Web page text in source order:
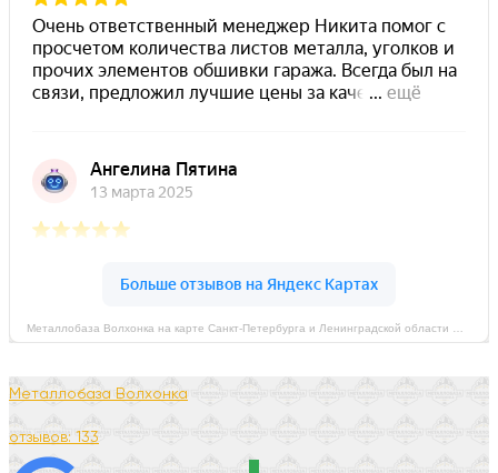
Металлобаза Волхонка
отзывов: 133